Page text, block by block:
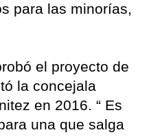
para las minorías,
el proyecto de
la concejala
en 2016. “ Es
una que salga